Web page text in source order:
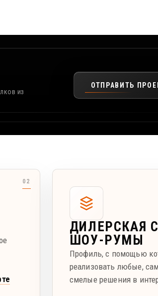
из
ОТПРАВИТЬ
ДИЛЕРСКАЯ
ШОУ-РУМЫ
Профиль, с помощью
реализовать любые,
смелые решения в